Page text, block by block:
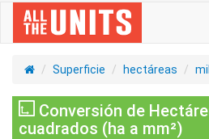
Superficie hectáreas
Conversión de
cuadrados (ha a mm²)